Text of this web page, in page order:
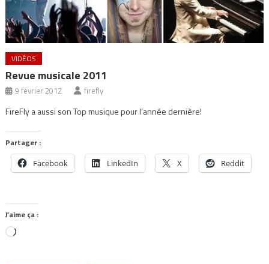
VIDÉOS
Revue musicale 2011
9 février 2012 firefly
FireFly a aussi son Top musique pour l’année dernière!
Partager :
Facebook LinkedIn X Reddit
J’aime ça :
Chargement…